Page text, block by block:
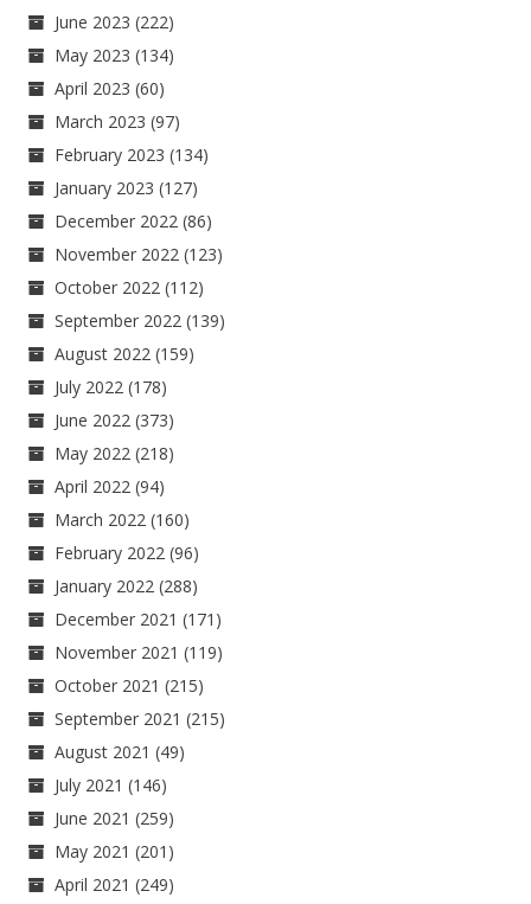
June 2023 (222)
May 2023 (134)
April 2023 (60)
March 2023 (97)
February 2023 (134)
January 2023 (127)
December 2022 (86)
November 2022 (123)
October 2022 (112)
September 2022 (139)
August 2022 (159)
July 2022 (178)
June 2022 (373)
May 2022 (218)
April 2022 (94)
March 2022 (160)
February 2022 (96)
January 2022 (288)
December 2021 (171)
November 2021 (119)
October 2021 (215)
September 2021 (215)
August 2021 (49)
July 2021 (146)
June 2021 (259)
May 2021 (201)
April 2021 (249)